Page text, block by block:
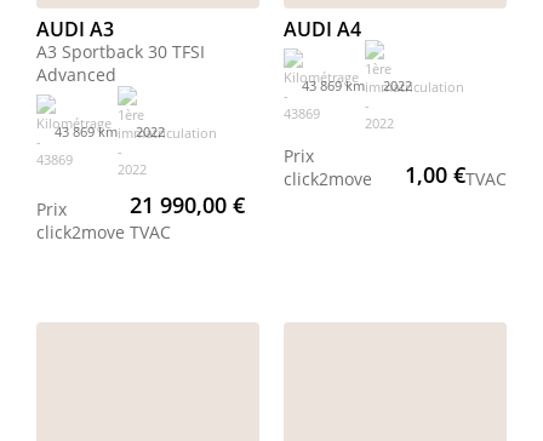
AUDI A3
A3 Sportback 30 TFSI
Advanced
43 869 km 2022
Prix
click2move
21 990,00 €
TVAC
AUDI A4
43 869 km 2022
Prix
click2move
1,00 €TVAC